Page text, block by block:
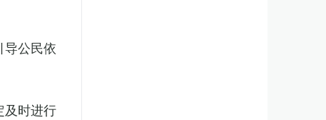
导公民依
及时进行